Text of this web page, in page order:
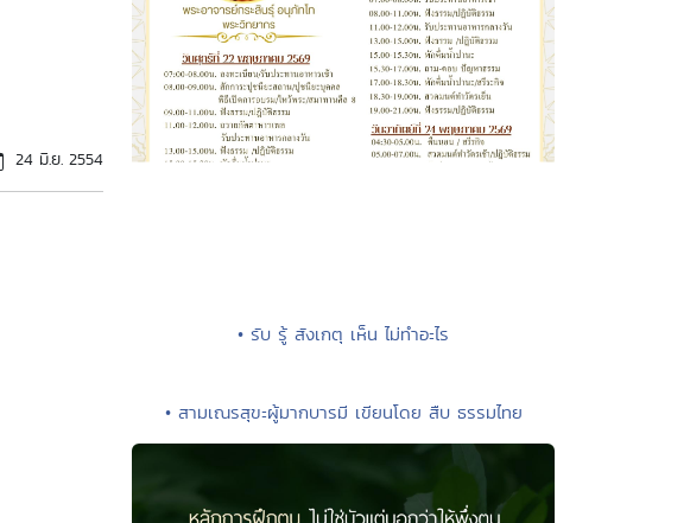
24 มิ.ย. 2554
• รับ รู้ สังเกตุ เห็น ไม่ทำอะไร
• สามเณรสุขะผู้มากบารมี เขียนโดย สืบ ธรรมไทย